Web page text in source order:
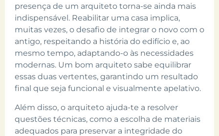
presença de um arquiteto torna-se ainda mais
indispensável. Reabilitar uma casa implica,
muitas vezes, o desafio de integrar o novo com o
antigo, respeitando a história do edifício e, ao
mesmo tempo, adaptando-o às necessidades
modernas. Um bom arquiteto sabe equilibrar
essas duas vertentes, garantindo um resultado
final que seja funcional e visualmente apelativo.
Além disso, o arquiteto ajuda-te a resolver
questões técnicas, como a escolha de materiais
adequados para preservar a integridade do